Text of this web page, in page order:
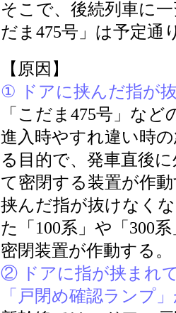
そこで、後続列車に
だま475号」は予定通
【原因】
① ドアに挟んだ指が
「こだま475号」な
進入時やすれ違い時
る目的で、発車直後
て密閉する装置が作
挟んだ指が抜けなく
た「100系」や「300
密閉装置が作動する。
② ドアに指が挟まれ
「戸閉め確認ランプ